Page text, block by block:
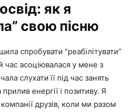
як я
свою пісню
спробувати “реабілітувати”
час асоціювалася у мене з
слухати її під час занять
енергії і позитиву. Я
друзів, коли ми разом